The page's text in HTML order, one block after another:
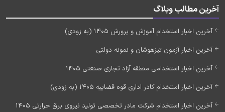
آخرین مطالب وبلاگ
آخرین اخبار استخدام آموزش و پرورش 1405 (به زودی)
آخرین اخبار آزمون تیزهوشان و نمونه دولتی
آخرین اخبار استخدامی منطقه آزاد تجاری صنعتی 1405
آخرین اخبار استخدام کادر اداری قوه قضاییه 1405 (به زودی)
آخرین اخبار استخدام شرکت مادر تخصصی تولید نیروی برق حرارتی 1405